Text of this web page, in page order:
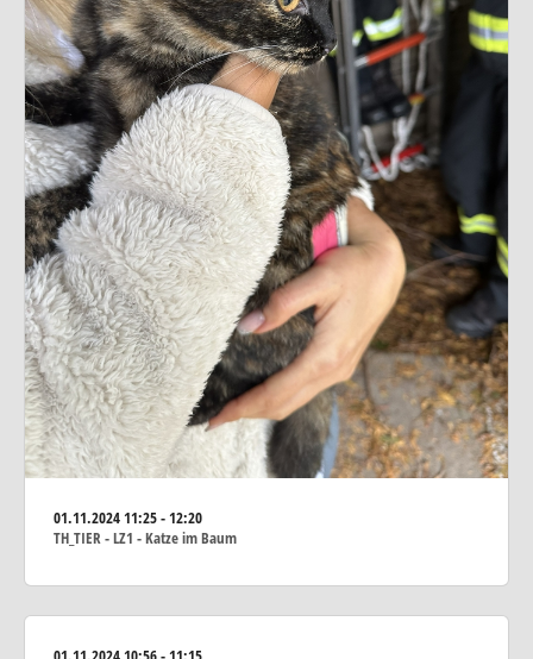
01.11.202411:25 - 12:20
TH_TIER - LZ1 - Katze im Baum